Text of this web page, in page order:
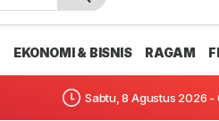
EKONOMI & BISNIS RAGAM
Sabtu, 8 Agustus 2026 -